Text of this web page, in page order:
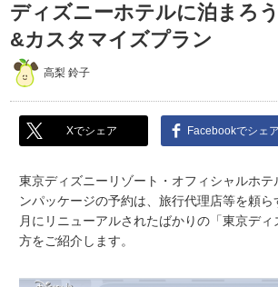
ディズニーホテルに泊まろ
&カスタマイズプラン
高梨 鈴子
Xでシェア Facebookでシェア
東京ディズニーリゾート・オフィシャルホ
ンパッケージの予約は、旅行代理店等を頼
月にリニューアルされたばかりの「東京デ
方をご紹介します。